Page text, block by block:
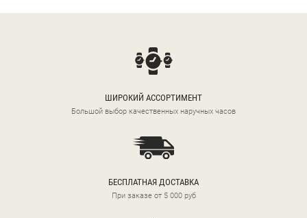
ШИРОКИЙ АССОРТИМЕНТ
Большой выбор качественных наручных часов
БЕСПЛАТНАЯ ДОСТАВКА
При заказе от 5 000 руб